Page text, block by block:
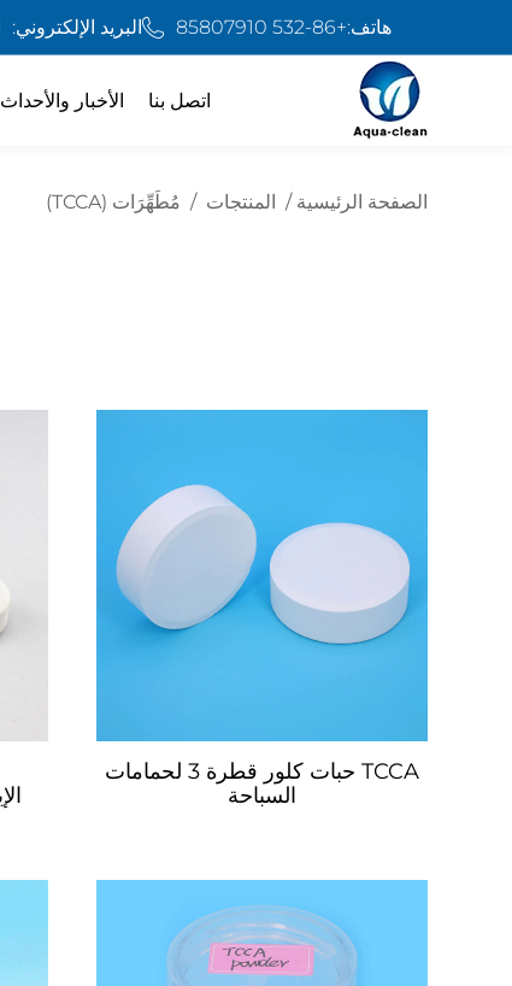
هاتف:+86-532 85807910 البريد الإلكتروني:
الأخبار والأحداث اتصل بنا
الصفحة الرئيسية / المنتجات / مُطَهِّرَات (TCCA)
TCCA حبات كلور قطرة 3 لحمامات
السباحة